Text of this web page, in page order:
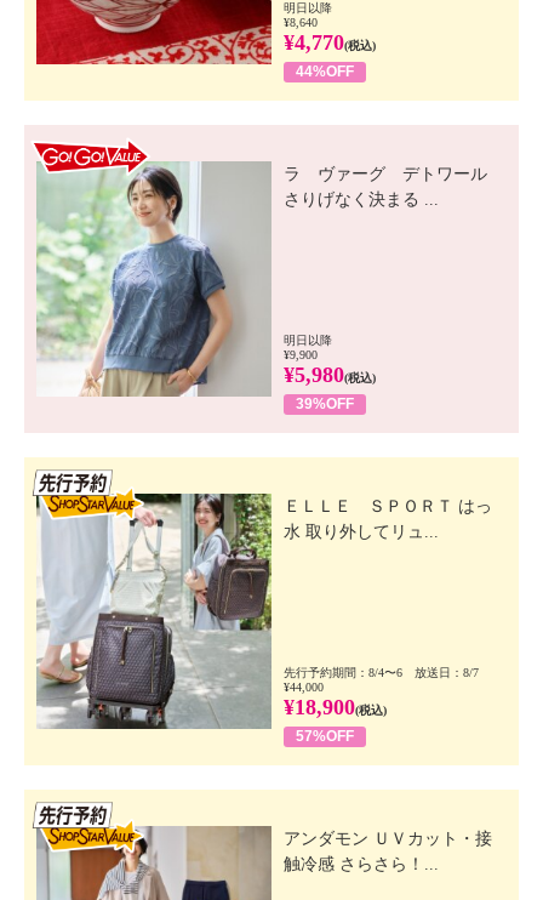
明日以降
¥8,640
¥4,770(税込)
44%OFF
ラ ヴァーグ デトワール
さりげなく決まる ...
明日以降
¥9,900
¥5,980(税込)
39%OFF
ＥＬＬＥ ＳＰＯＲＴ はっ
水 取り外してリュ...
先行予約期間：8/4〜6 放送日：8/7
¥44,000
¥18,900(税込)
57%OFF
アンダモン ＵＶカット・接
触冷感 さらさら！...